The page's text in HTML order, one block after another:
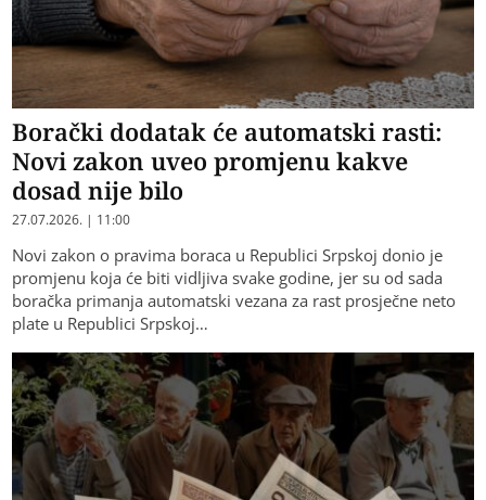
Borački dodatak će automatski rasti:
Novi zakon uveo promjenu kakve
dosad nije bilo
27.07.2026. | 11:00
Novi zakon o pravima boraca u Republici Srpskoj donio je
promjenu koja će biti vidljiva svake godine, jer su od sada
boračka primanja automatski vezana za rast prosječne neto
plate u Republici Srpskoj…